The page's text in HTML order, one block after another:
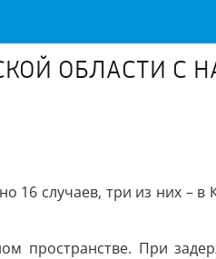
ОБЛАСТИ С
16 случаев, три из них – в
пространстве. При